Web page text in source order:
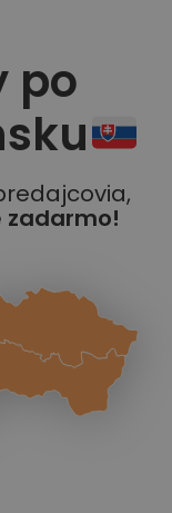
po
zadarmo!